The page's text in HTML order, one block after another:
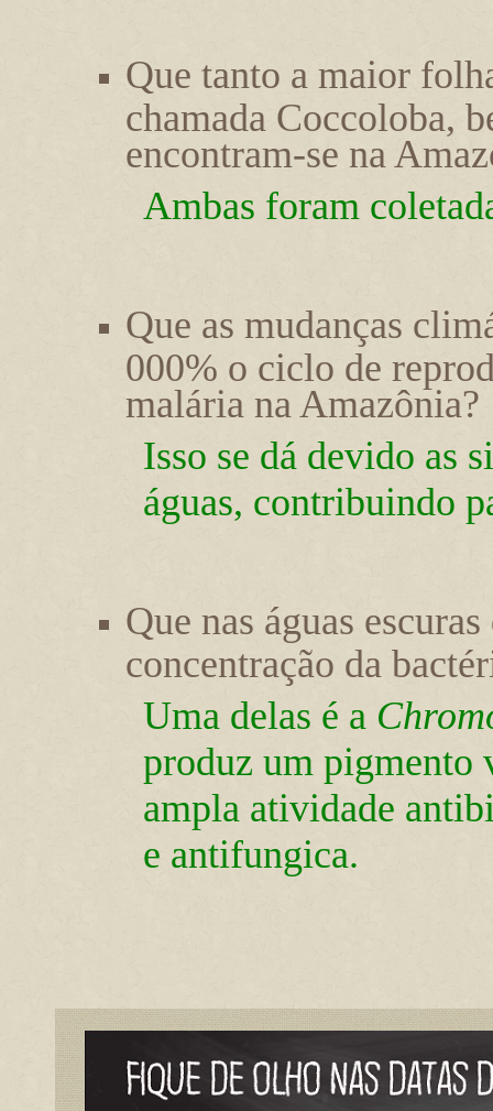
Que tanto a maior
chamada Coccoloba,
encontram-se na
Ambas foram
Que as mudanças
000% o ciclo de
malária na Amazônia?
Isso se dá devido as
águas, contribuindo
Que nas águas
concentração da
Uma delas é a
produz um pigmento
ampla atividade
e antifungica.